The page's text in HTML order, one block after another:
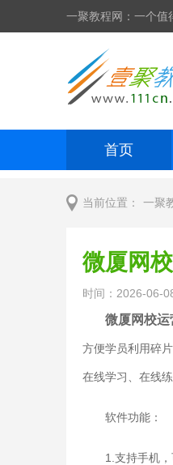
一聚教程网：一个值
首页
当前位置： 一聚
微厦网
时间：2026-06-
微厦网校运
方便学员利用碎
在线学习、在线
软件功能：
1.支持手机